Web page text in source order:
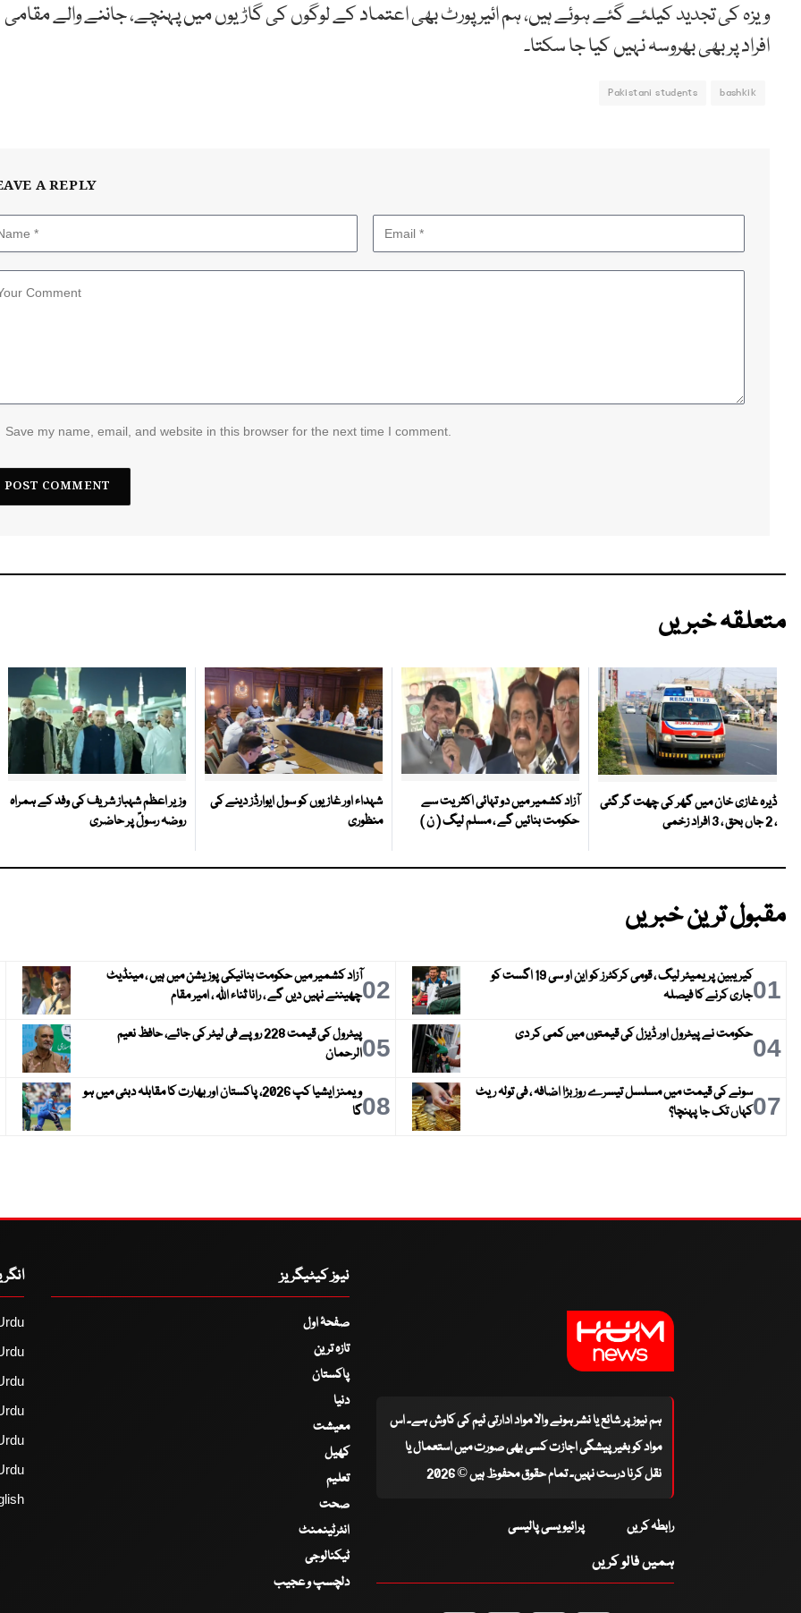
ویزہ کی تجدید کیلئے گئے ہوئے ہیں، ہم ائیرپورٹ بھی اعتماد کے لوگوں کی گاڑیوں میں پہنچے، جاننے والے مقامی
افراد پر بھی بھروسہ نہیں کیا جا سکتا۔
bashkik
Pakistani students
A REPLY
Save my name, email, and website in this browser for the next time I comment.
متعلقہ خبریں
ڈیرہ غازی خان میں گھر کی چھت گر گئی
، 2 جاں بحق ، 3 افراد زخمی
آزاد کشمیر میں دو تہائی اکثریت سے
حکومت بنائیں گے ، مسلم لیگ ( ن )
شہداء اور غازیوں کو سول ایوارڈز دینے کی
منظوری
وزیر اعظم شہباز شریف کی وفد کے ہمراہ
روضہ رسولؐ پر حاضری
مقبول ترین خبریں
01
کیریبین پریمیئر لیگ ، قومی کرکٹرز کو این او سی 19 اگست کو
جاری کرنے کا فیصلہ
02آزاد کشمیر میں حکومت بنانیکی پوزیشن میں ہیں ، مینڈیٹ
چھیننے نہیں دیں گے ، رانا ثناء اللہ ، امیر مقام
04حکومت نے پیٹرول اور ڈیزل کی قیمتوں میں کمی کر دی 05
پیٹرول کی قیمت 228 روپے فی لیٹر کی جائے، حافظ نعیم
الرحمان
07سونے کی قیمت میں مسلسل تیسرے روز بڑا اضافہ ، فی تولہ ریٹ
کہاں تک جا پہنچا؟
08
ویمنز ایشیا کپ 2026، پاکستان اور بھارت کا مقابلہ دبئی میں ہو
گا
ہم نیوز پر شائع یا نشر ہونے والا مواد ادارتی ٹیم کی کاوش ہے۔ اس
مواد کو بغیر پیشگی اجازت کسی بھی صورت میں استعمال یا
نقل کرنا درست نہیں۔ تمام حقوق محفوظ ہیں © 2026
رابطہ کریں پرائیویسی پالیسی
ہمیں فالو کریں
نیوز کیٹیگریز
صفحۂ اول
تازہ ترین
پاکستان
دنیا
معیشت
کھیل
تعلیم
صحت
انٹرٹینمنٹ
ٹیکنالوجی
دلچسپ و عجیب